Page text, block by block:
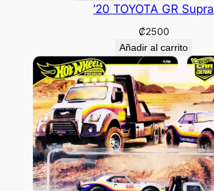
’20 TOYOTA GR Supra
₡2500
Añadir al carrito